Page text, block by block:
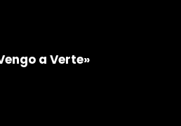
a Verte»